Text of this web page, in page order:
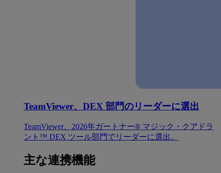
TeamViewer、DEX 部門のリーダーに選出
TeamViewer、2026年ガートナー® マジック・クアドラ
ント™ DEX ツール部門でリーダーに選出。
主な連携機能